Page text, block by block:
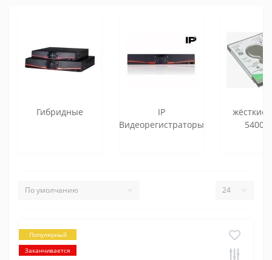
Гибридные
IP
Видеорегистраторы
жёсткие
Популярный
Заканчивается